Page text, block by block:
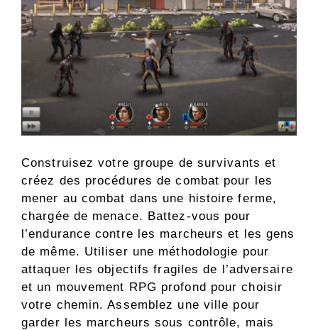
Construisez votre groupe de survivants et
créez des procédures de combat pour les
mener au combat dans une histoire ferme,
chargée de menace. Battez-vous pour
l’endurance contre les marcheurs et les gens
de même. Utiliser une méthodologie pour
attaquer les objectifs fragiles de l’adversaire
et un mouvement RPG profond pour choisir
votre chemin. Assemblez une ville pour
garder les marcheurs sous contrôle, mais